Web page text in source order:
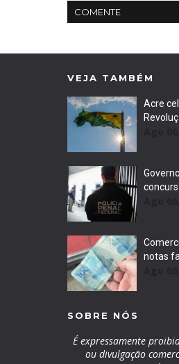
COMENTE
VEJA TAMBÉM
Acre
notas
SOBRE NÓS
É expressamente
ou divulgação